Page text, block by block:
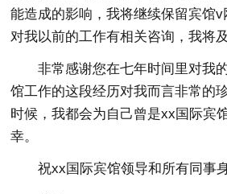
能造成的影响，我将继续保留宾馆
对我以前的工作有相关咨询，我将
非常感谢您在七年时间里对我
馆工作的这段经历对我而言非常的
时候，我都会为自己曾是xx国际宾
幸。
祝xx国际宾馆领导和所有同事